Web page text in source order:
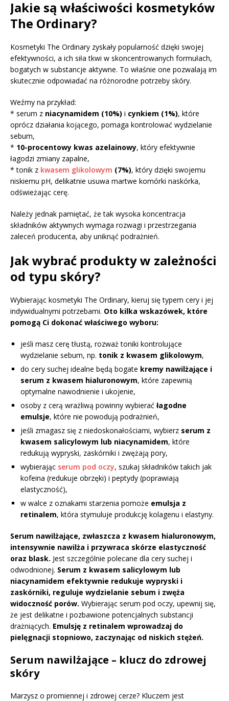
Jakie są właściwości kosmetyków
The Ordinary?
Kosmetyki The Ordinary zyskały popularność dzięki swojej
efektywności, a ich siła tkwi w skoncentrowanych formułach,
bogatych w substancje aktywne. To właśnie one pozwalają im
skutecznie odpowiadać na różnorodne potrzeby skóry.
Weźmy na przykład:
* serum z niacynamidem (10%) i cynkiem (1%), które
oprócz działania kojącego, pomaga kontrolować wydzielanie
sebum,
* 10-procentowy kwas azelainowy, który efektywnie
łagodzi zmiany zapalne,
* tonik z kwasem glikolowym (7%), który dzięki swojemu
niskiemu pH, delikatnie usuwa martwe komórki naskórka,
odświeżając cerę.
Należy jednak pamiętać, że tak wysoka koncentracja
składników aktywnych wymaga rozwagi i przestrzegania
zaleceń producenta, aby uniknąć podrażnień.
Jak wybrać produkty w zależności
od typu skóry?
Wybierając kosmetyki The Ordinary, kieruj się typem cery i jej
indywidualnymi potrzebami. Oto kilka wskazówek, które
pomogą Ci dokonać właściwego wyboru:
jeśli masz cerę tłustą, rozważ toniki kontrolujące
wydzielanie sebum, np. tonik z kwasem glikolowym,
do cery suchej idealne będą bogate kremy nawilżające i
serum z kwasem hialuronowym, które zapewnią
optymalne nawodnienie i ukojenie,
osoby z cerą wrażliwą powinny wybierać łagodne
emulsje, które nie powodują podrażnień,
jeśli zmagasz się z niedoskonałościami, wybierz serum z
kwasem salicylowym lub niacynamidem, które
redukują wypryski, zaskórniki i zwężają pory,
wybierając serum pod oczy, szukaj składników takich jak
kofeina (redukuje obrzęki) i peptydy (poprawiają
elastyczność),
w walce z oznakami starzenia pomoże emulsja z
retinalem, która stymuluje produkcję kolagenu i elastyny.
Serum nawilżające, zwłaszcza z kwasem hialuronowym,
intensywnie nawilża i przywraca skórze elastyczność
oraz blask. Jest szczególnie polecane dla cery suchej i
odwodnionej. Serum z kwasem salicylowym lub
niacynamidem efektywnie redukuje wypryski i
zaskórniki, reguluje wydzielanie sebum i zwęża
widoczność porów. Wybierając serum pod oczy, upewnij się,
że jest delikatne i pozbawione potencjalnych substancji
drażniących. Emulsję z retinalem wprowadzaj do
pielęgnacji stopniowo, zaczynając od niskich stężeń.
Serum nawilżające – klucz do zdrowej
skóry
Marzysz o promiennej i zdrowej cerze? Kluczem jest